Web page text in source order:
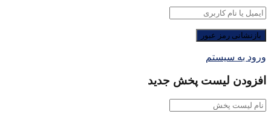
ورود به سیستم
افزودن لیست پخش جدید